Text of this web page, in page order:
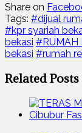
Share on
Tags: #dijual
#kpr syariah
bekasi #RUMAH
bekasi #rumah
Related Posts